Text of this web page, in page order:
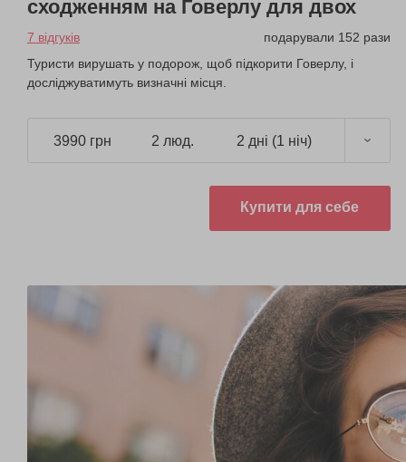
сходженням на Говерлу для двох
7 відгуків
подарували 152 рази
Туристи вирушать у подорож, щоб підкорити Говерлу, і
досліджуватимуть визначні місця.
3990 грн 2 люд. 2 дні (1 ніч)
Купити для себе